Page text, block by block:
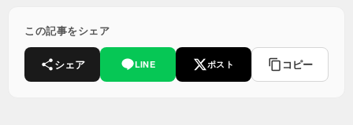
この記事をシェア
シェア LINE ポスト コピー